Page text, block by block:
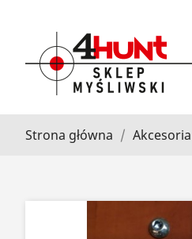
Strona główna Akcesoria